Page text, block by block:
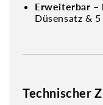
Erweiterbar –
Düsensatz &
Technischer